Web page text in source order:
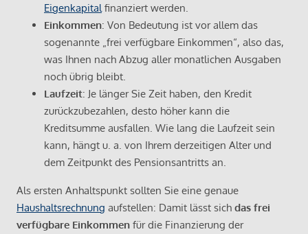
Eigenkapital finanziert werden.
Einkommen: Von Bedeutung ist vor allem das
sogenannte „frei verfügbare Einkommen“, also das,
was Ihnen nach Abzug aller monatlichen Ausgaben
noch übrig bleibt.
Laufzeit: Je länger Sie Zeit haben, den Kredit
zurückzubezahlen, desto höher kann die
Kreditsumme ausfallen. Wie lang die Laufzeit sein
kann, hängt u. a. von Ihrem derzeitigen Alter und
dem Zeitpunkt des Pensionsantritts an.
Als ersten Anhaltspunkt sollten Sie eine genaue
Haushaltsrechnung aufstellen: Damit lässt sich das frei
verfügbare Einkommen für die Finanzierung der